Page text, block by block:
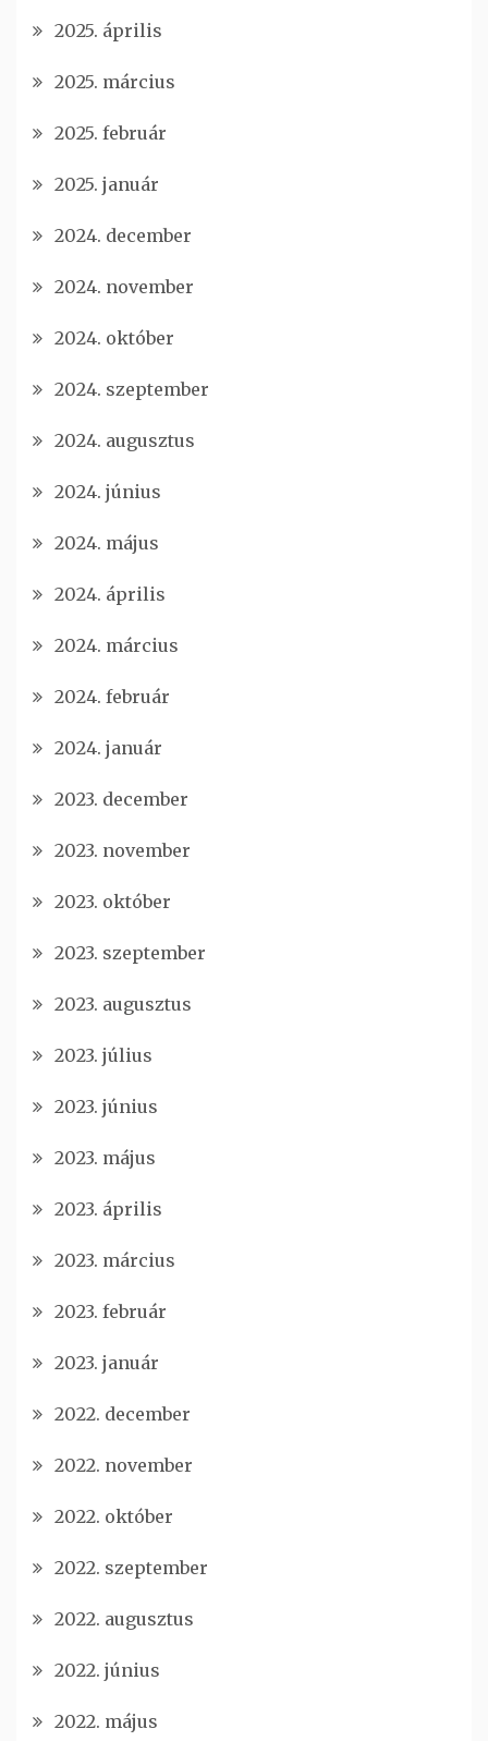
2025. április
2025. március
2025. február
2025. január
2024. december
2024. november
2024. október
2024. szeptember
2024. augusztus
2024. június
2024. május
2024. április
2024. március
2024. február
2024. január
2023. december
2023. november
2023. október
2023. szeptember
2023. augusztus
2023. július
2023. június
2023. május
2023. április
2023. március
2023. február
2023. január
2022. december
2022. november
2022. október
2022. szeptember
2022. augusztus
2022. június
2022. május